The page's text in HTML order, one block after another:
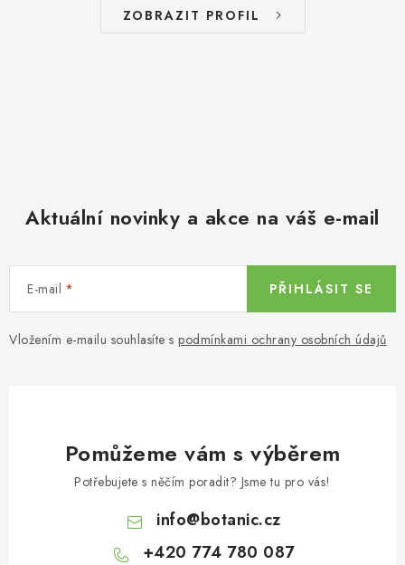
ZOBRAZIT PROFIL
Aktuální novinky a akce na váš e-mail
E-mail
Vložením e-mailu souhlasíte s podmínkami ochrany osobních údajů
PŘIHLÁSIT SE
Pomůžeme vám s výběrem
Potřebujete s něčím poradit? Jsme tu pro vás!
info@botanic.cz
+420 774 780 087